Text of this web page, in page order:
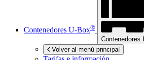
Contenedores U-Box®
Contenedores
Volver al menú principal